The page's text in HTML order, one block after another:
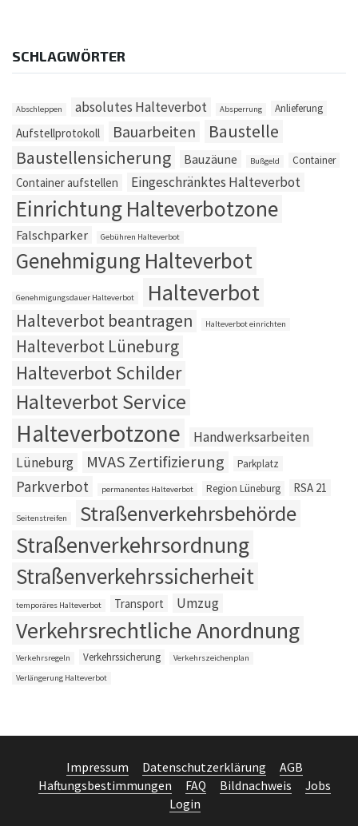
SCHLAGWÖRTER
Abschleppen absolutes Halteverbot Absperrung Anlieferung
Aufstellprotokoll Bauarbeiten
Baustelle
Baustellensicherung
Bauzäune Bußgeld Container
Container aufstellen Eingeschränktes Halteverbot
Einrichtung Halteverbotzone
Falschparker Gebühren Halteverbot
Genehmigung Halteverbot
Genehmigungsdauer Halteverbot Halteverbot
Halteverbot beantragen Halteverbot einrichten
Halteverbot Lüneburg
Halteverbot Schilder
Halteverbot Service
Halteverbotzone
Handwerksarbeiten
Lüneburg
MVAS Zertifizierung Parkplatz
Parkverbot permanentes Halteverbot Region Lüneburg RSA 21
Seitenstreifen Straßenverkehrsbehörde
Straßenverkehrsordnung
Straßenverkehrssicherheit
temporäres Halteverbot Transport Umzug
Verkehrsrechtliche Anordnung
Verkehrsregeln Verkehrssicherung
Verkehrszeichenplan
Verlängerung Halteverbot
Impressum Datenschutzerklärung
AGB
Haftungsbestimmungen
FAQ Bildnachweis
Jobs
Login